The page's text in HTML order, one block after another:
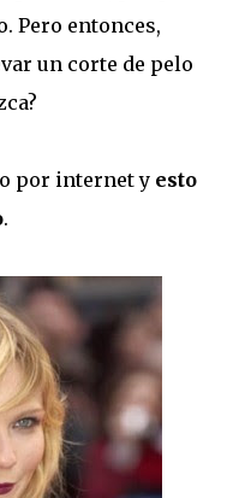
Pero entonces,
un corte de pelo
por internet y esto
.